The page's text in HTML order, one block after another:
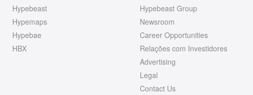
Hypebeast
Hypemaps
Hypebae
HBX
Hypebeast Group
Newsroom
Career Opportunities
Relações com Investidores
Advertising
Legal
Contact Us